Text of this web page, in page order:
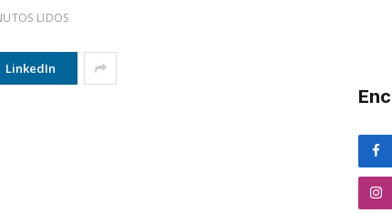
LIDOS
LinkedIn